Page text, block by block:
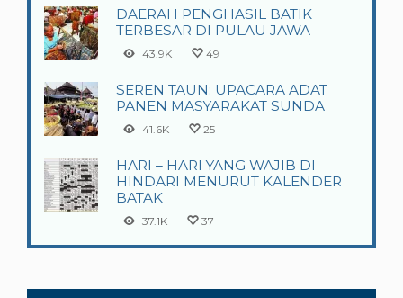
DAERAH PENGHASIL BATIK
TERBESAR DI PULAU JAWA
43.9K 49
SEREN TAUN: UPACARA ADAT
PANEN MASYARAKAT SUNDA
41.6K 25
HARI – HARI YANG WAJIB DI
HINDARI MENURUT KALENDER
BATAK
37.1K 37